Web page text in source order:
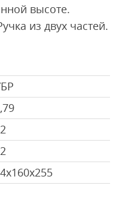
высоте.
из двух частей.